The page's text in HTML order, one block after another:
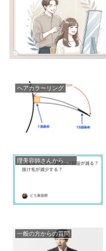
ヘアカラーリング
理美容師さんからの質問
一般の方からの質問